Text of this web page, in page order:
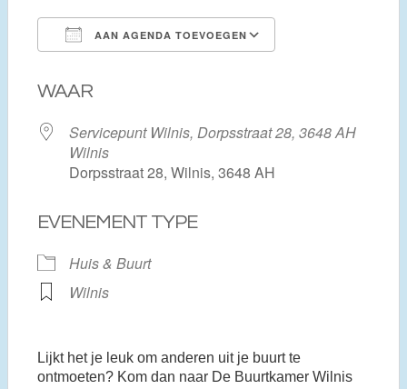
AAN AGENDA TOEVOEGEN
WAAR
Servicepunt Wilnis, Dorpsstraat 28, 3648 AH
Wilnis
Dorpsstraat 28, Wilnis, 3648 AH
EVENEMENT TYPE
Huis & Buurt
Wilnis
Lijkt het je leuk om anderen uit je buurt te
ontmoeten? Kom dan naar De Buurtkamer Wilnis